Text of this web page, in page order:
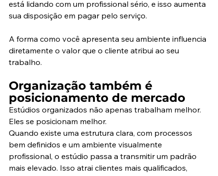
está lidando com um profissional sério, e isso aumenta
sua disposição em pagar pelo serviço.
A forma como você apresenta seu ambiente influencia
diretamente o valor que o cliente atribui ao seu
trabalho.
Organização também é
posicionamento de mercado
Estúdios organizados não apenas trabalham melhor.
Eles se posicionam melhor.
Quando existe uma estrutura clara, com processos
bem definidos e um ambiente visualmente
profissional, o estúdio passa a transmitir um padrão
mais elevado. Isso atrai clientes mais qualificados,